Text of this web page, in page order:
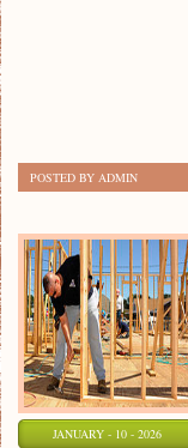
POSTED BY ADMIN
JANUARY - 10 - 2026